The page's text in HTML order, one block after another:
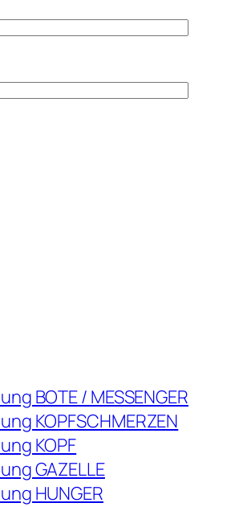
BOTE / MESSENGER
KOPFSCHMERZEN
KOPF
GAZELLE
HUNGER